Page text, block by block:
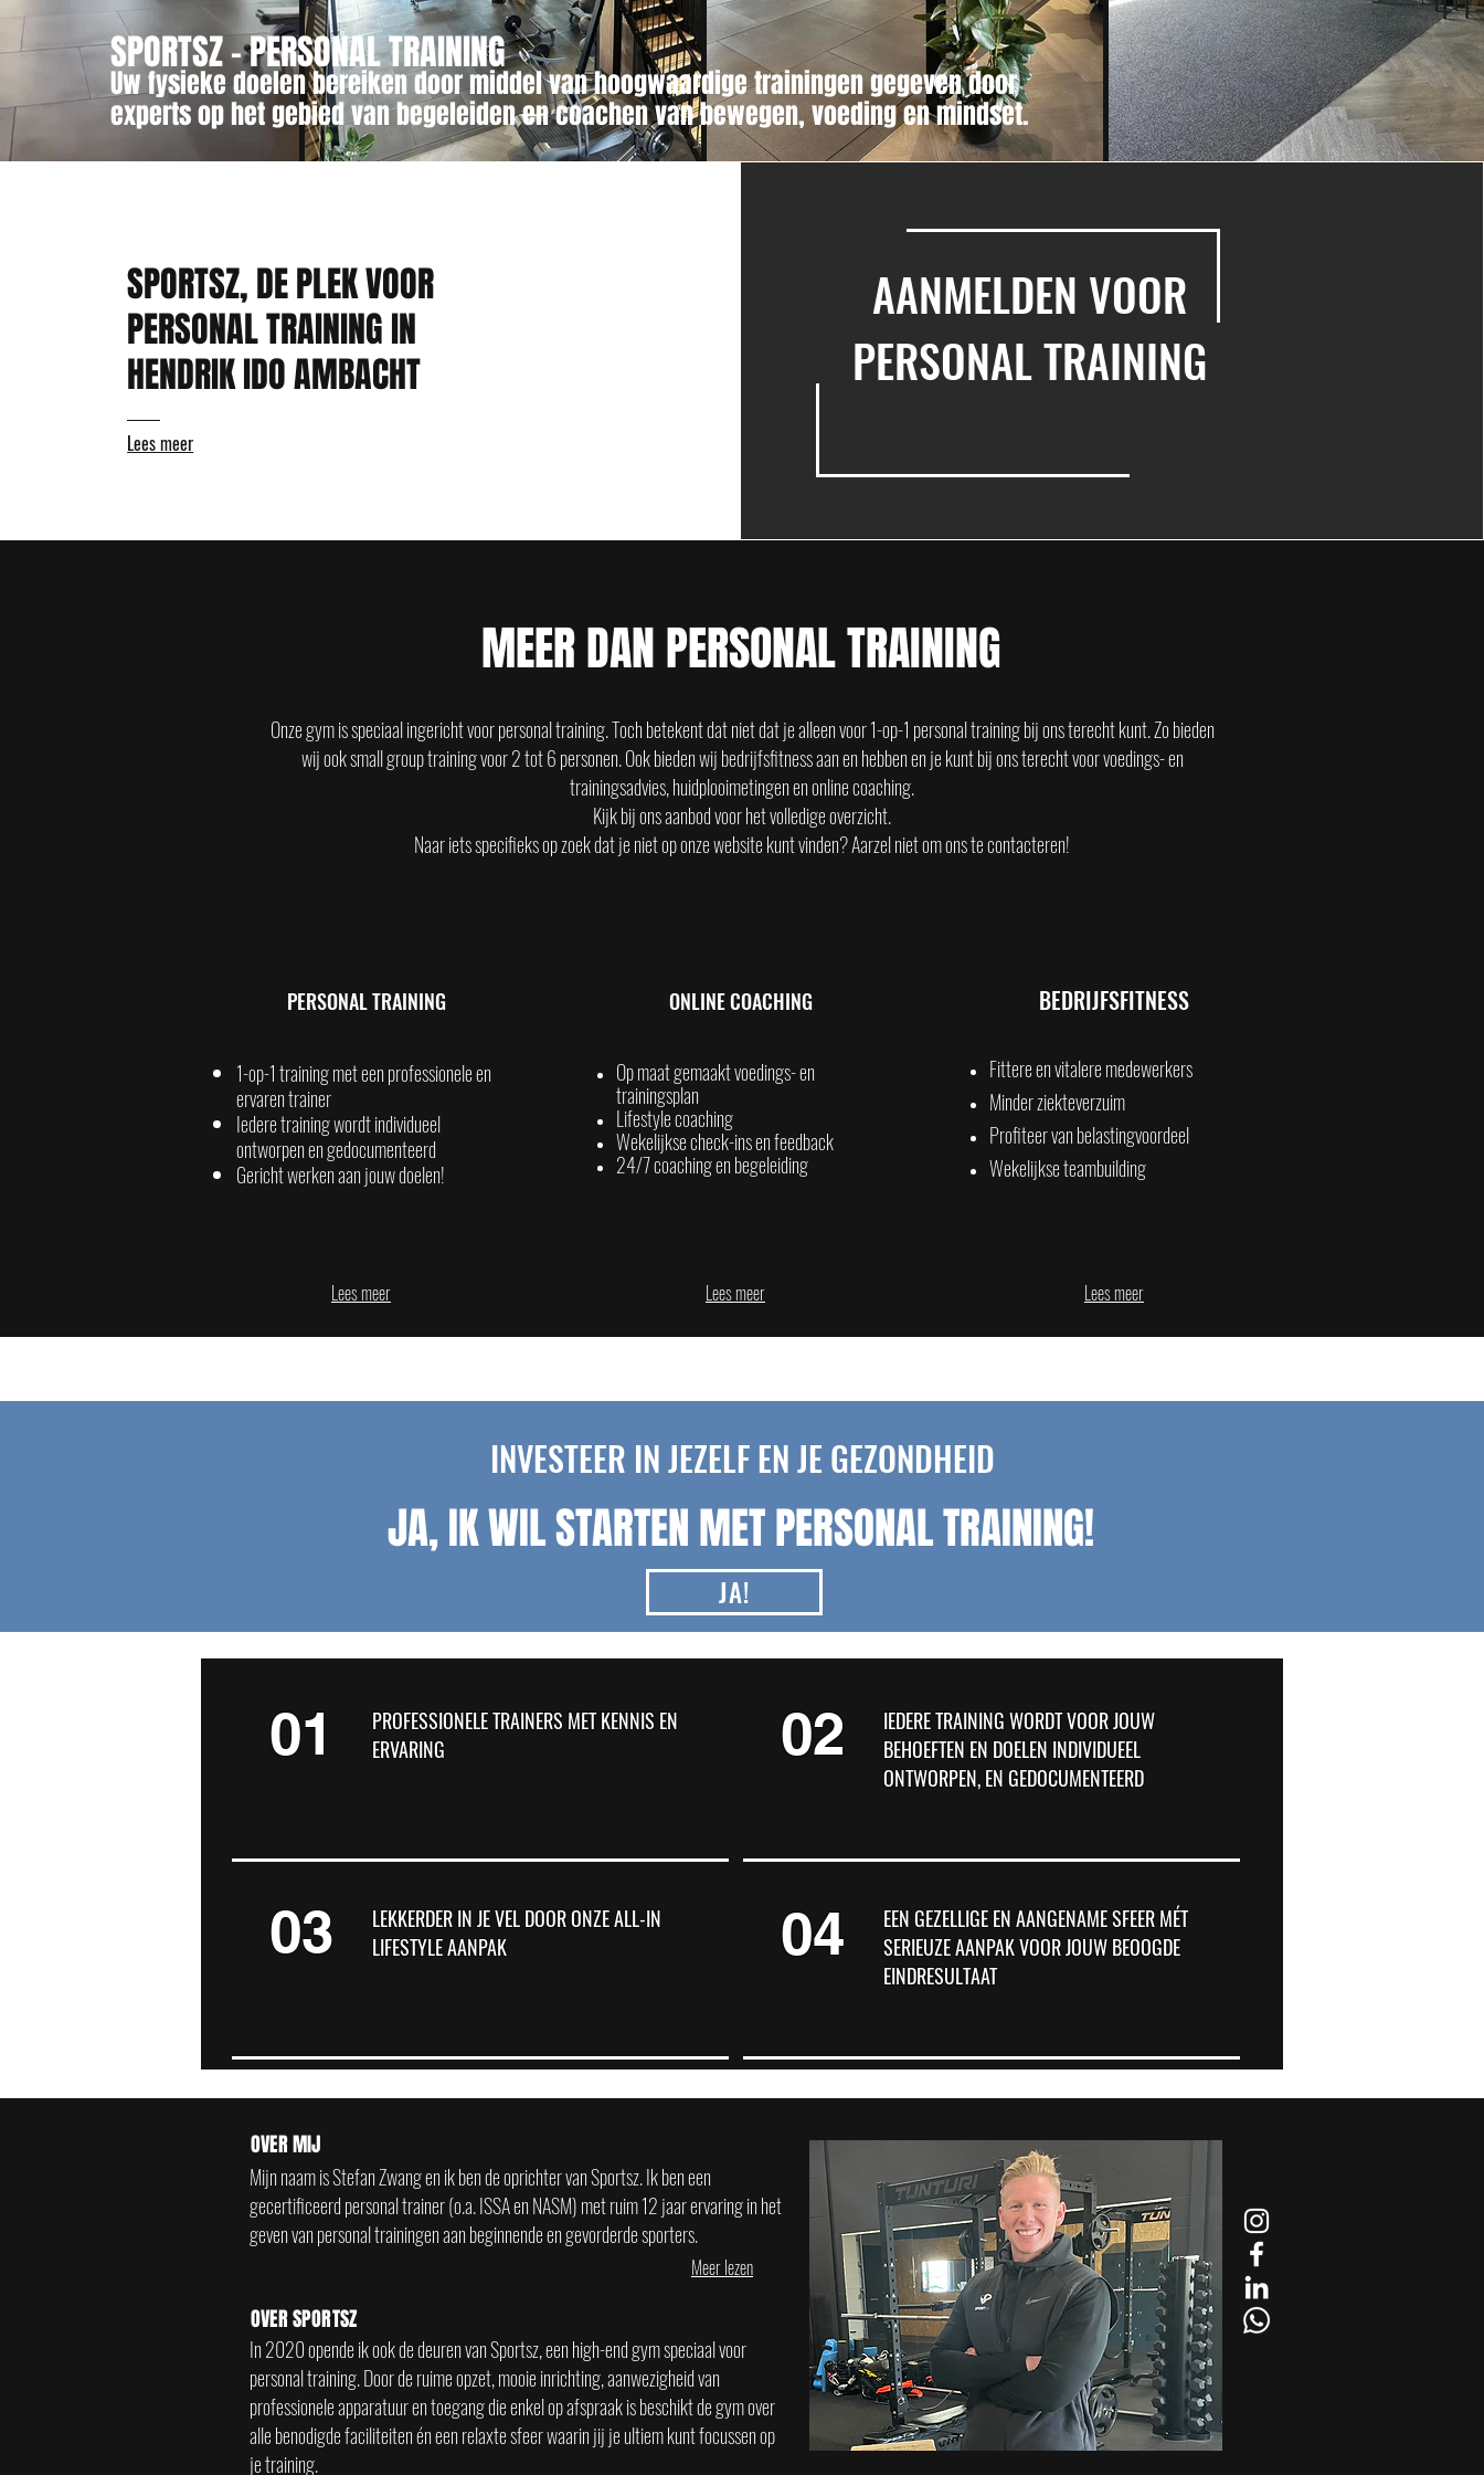
SPORTSZ - PERSONAL TRAINING
Uw fysieke doelen bereiken door middel van hoogwaardige trainingengegeven door
experts op het gebied van begeleiden en coachen van bewegen, voeding en mindset.
SPORTSZ, DE PLEK VOOR
PERSONAL TRAINING IN
HENDRIK IDO AMBACHT
Lees meer
AANMELDEN VOOR
PERSONAL TRAINING
MEER DAN PERSONAL TRAINING
Onze gym is speciaal ingericht voor personal training. Toch betekent dat niet dat je alleen voor 1-op-1 personal training bij ons terecht kunt. Zo bieden
wij ook small group training voor 2 tot 6 personen. Ook bieden wij bedrijfsfitness aan en hebben en je kunt bij ons terecht voor voedings- en
trainingsadvies, huidplooimetingen en online coaching.
Kijk bijons aanbodvoor het volledige overzicht.
Naar iets specifieks op zoek dat je niet op onze website kunt vinden? Aarzel niet om ons te contacteren!
PERSONAL TRAINING
1-op-1 training met een professionele en
ervaren trainer
Iedere training wordt individueel
ontworpen en gedocumenteerd
Gericht werken aan jouw doelen!
Lees meer
ONLINE COACHING
Op maat gemaakt voedings- en
trainingsplan
Lifestyle coaching
Wekelijkse check-ins en feedback
24/7 coaching en begeleiding
Lees meer
BEDRIJFSFITNESS
Fittere en vitalere medewerkers
Minder ziekteverzuim
Profiteer van belastingvoordeel
Wekelijkse teambuilding
Lees meer
INVESTEER IN JEZELF EN JE GEZONDHEID
JA, IK WIL STARTEN MET PERSONAL TRAINING!
JA!
01
PROFESSIONELE TRAINERS MET KENNIS EN
ERVARING
03
LEKKERDER IN JE VEL DOOR ONZE ALL-IN
LIFESTYLE AANPAK
02
IEDERE TRAINING WORDT VOOR JOUW
BEHOEFTEN EN DOELEN INDIVIDUEEL
ONTWORPEN, EN GEDOCUMENTEERD
04
EEN GEZELLIGE EN AANGENAME SFEER MÉT
SERIEUZE AANPAK VOOR JOUW BEOOGDE
EINDRESULTAAT
OVER MIJ
Mijn naam is Stefan Zwang en ik ben de oprichter van Sportsz. Ik ben een
gecertificeerd personal trainer (o.a. ISSA en NASM) met ruim 12 jaar ervaring in het
geven van personal trainingen aan beginnende en gevorderde sporters.
In 2020 opende ik ook de deuren van Sportsz, een high-end gym speciaal voor
personal training. Door de ruime opzet, mooie inrichting, aanwezigheid van
professioneleapparatuur en toegang die enkel op afspraak is beschikt de gym over
alle benodigde faciliteiten én een relaxte sfeer waarin jij je ultiem kunt focussen op
je training.
OVER SPORTSZ
Meer lezen